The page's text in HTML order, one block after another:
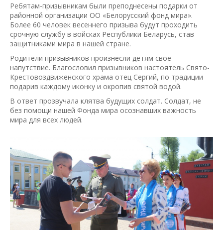
Ребятам-призывникам были преподнесены подарки от
районной организации ОО «Белорусский фонд мира».
Более 60 человек весеннего призыва будут проходить
срочную службу в войсках Республики Беларусь, став
защитниками мира в нашей стране.
Родители призывников произнесли детям свое
напутствие. Благословил призывников настоятель Свято-
Крестовоздвиженского храма отец Сергий, по традиции
подарив каждому иконку и окропив святой водой.
В ответ прозвучала клятва будущих солдат. Солдат, не
без помощи нашей Фонда мира осознавших важность
мира для всех людей.